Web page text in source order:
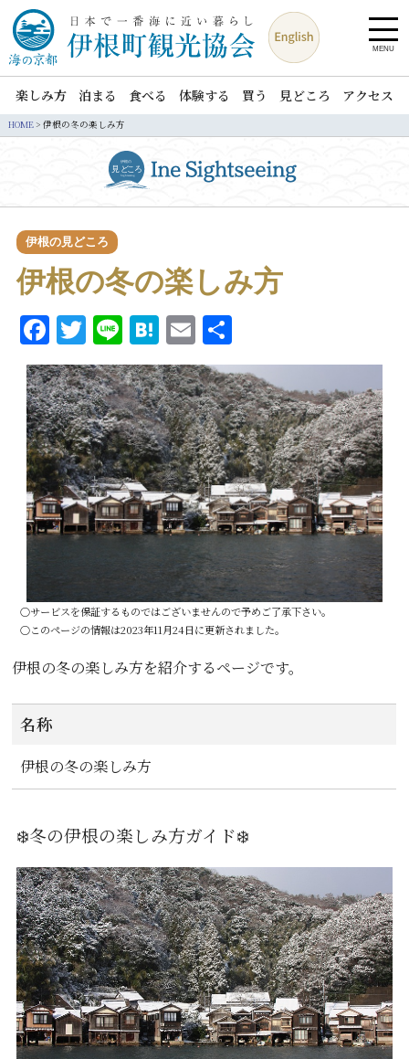
MENU
楽しみ方 泊まる 食べる 体験する 買う 見どころ アクセス
HOME> 伊根の冬の楽しみ方
伊根の見どころ
伊根の冬の楽しみ方
Facebook
Twitter
LineHatena
Email
共
有
○サービスを保証するものではございませんので予めご了承下さい。
○このページの情報は2023年11月24日に更新されました。
伊根の冬の楽しみ方を紹介するページです。
名称
伊根の冬の楽しみ方
❄️冬の伊根の楽しみ方ガイド❄️